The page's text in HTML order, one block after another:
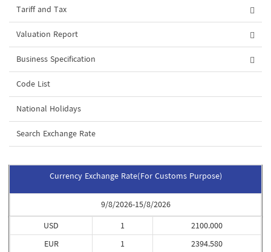
Tariff and Tax
Valuation Report
Business Specification
Code List
National Holidays
Search Exchange Rate
Currency Exchange Rate(For Customs Purpose)
9/8/2026-15/8/2026
USD
EUR
1
1
2100.000
2394.580